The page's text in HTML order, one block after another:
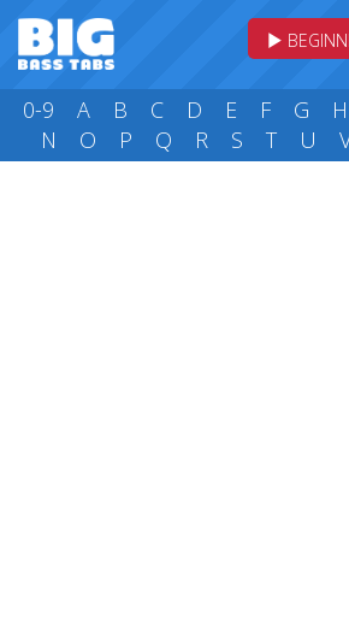
0-9 A B C D E F G H
N
O P Q R S T U